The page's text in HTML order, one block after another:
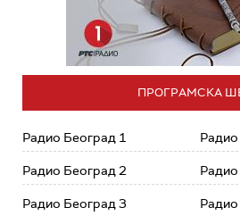
ПРОГРАМСКА
Радио Београд 1
Радио Београд 2
Радио Београд 3